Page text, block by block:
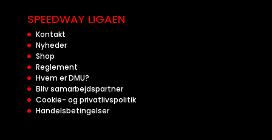
SPEEDWAY LIGAEN
Kontakt
Nyheder
Shop
Reglement
Hvem er DMU?
Bliv samarbejdspartner
Cookie- og privatlivspolitik
Handelsbetingelser